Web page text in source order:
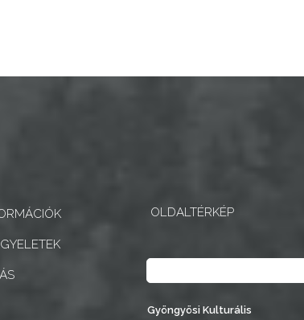
OLDALTÉRKÉP
Gyöngyösi Kulturális